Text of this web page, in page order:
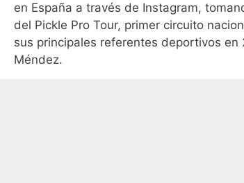
en España a través de Instagram,
del Pickle Pro Tour, primer circuito
sus principales referentes deportivos en
Méndez.